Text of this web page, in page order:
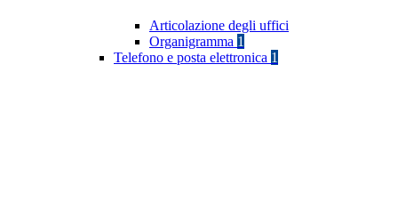
Articolazione degli uffici
Organigramma 1
Telefono e posta elettronica 1